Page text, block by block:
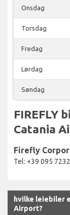
Onsdag
Torsdag
Fredag
Lørdag
Søndag
FIREFLY
Catania
Firefly
Tel: +39 095
hvilke leiebiler
Airport?